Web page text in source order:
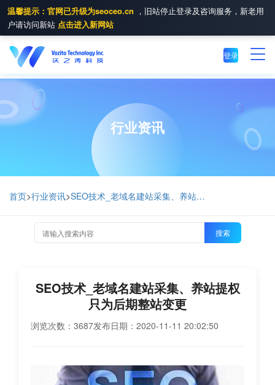
温馨提示：官网已升级为seoceo.cn ，旧站停止登录及咨询服务，新老用
户请访问新站 点击进入新网站
登录
行业资讯
首页>行业资讯> SEO技术_老域名建站采集、养站提权只为后期整站变更
搜索
SEO技术_老域名建站采集、养站提权
只为后期整站变更
浏览次数：3687发布日期：2020-11-11 20:02:50